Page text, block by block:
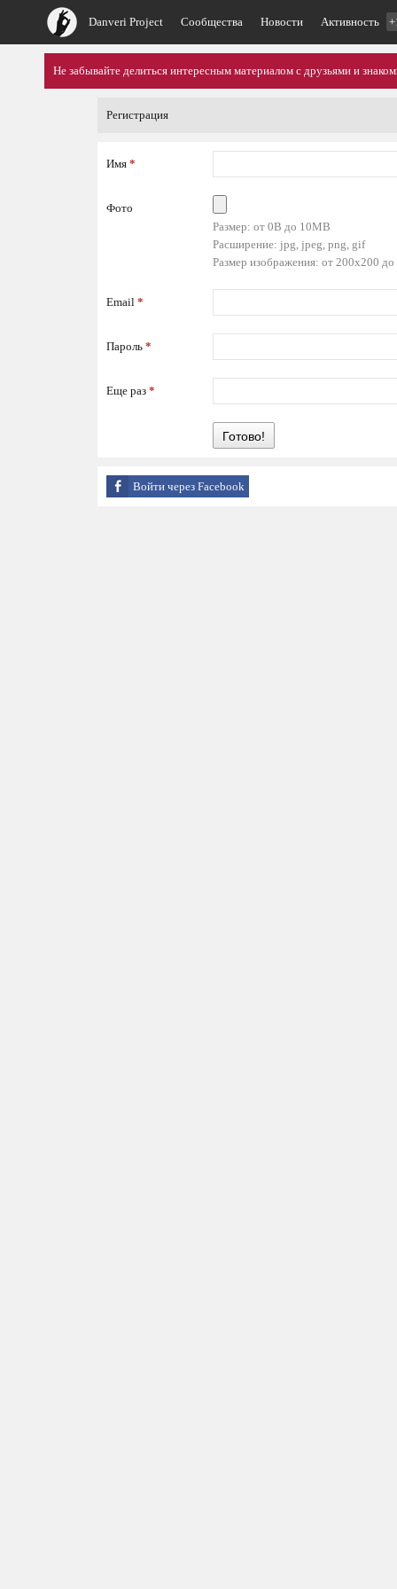
Danveri Project Сообщества Новости Активность
Не забывайте делиться интересным материалом с друзьями и
Регистрация
Имя *
Фото
Размер: от 0B до 10MB
Расширение: jpg, jpeg, png, gif
Размер изображения: от 200x200
Email *
Пароль *
Еще раз *
Готово!
Войти через Facebook